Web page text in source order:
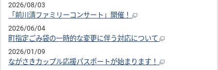
2026/08/03
「前川清ファミリーコンサート」開催！
2026/06/04
町指定ごみ袋の一時的な変更に伴う対応について
2026/01/09
ながさきカップル応援パスポートが始まります！